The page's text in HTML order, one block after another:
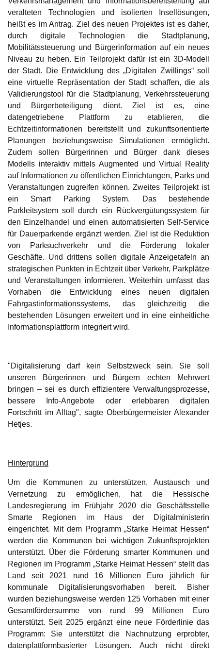
veralteten Technologien und isolierten Insellösungen,
heißt es im Antrag. Ziel des neuen Projektes ist es daher,
durch digitale Technologien die Stadtplanung,
Mobilitätssteuerung und Bürgerinformation auf ein neues
Niveau zu heben. Ein Teilprojekt dafür ist ein 3D-Modell
der Stadt.
Die Entwicklung des „Digitalen Zwillings“ soll
eine virtuelle Repräsentation der Stadt schaffen, die als
Validierungstool für die Stadtplanung, Verkehrssteuerung
und Bürgerbeteiligung dient. Ziel ist es, eine
datengetriebene Plattform zu etablieren, die
Echtzeitinformationen bereitstellt und zukunftsorientierte
Planungen beziehungsweise Simulationen ermöglicht.
Zudem sollen Bürgerinnen und Bürger dank dieses
Modells interaktiv mittels Augmented und Virtual Reality
auf Informationen zu öffentlichen Einrichtungen, Parks und
Veranstaltungen zugreifen können. Zweites Teilprojekt ist
ein Smart Parking System. Das bestehende
Parkleitsystem soll durch ein Rückvergütungssystem für
den Einzelhandel und einen automatisierten Self-Service
für Dauerparkende ergänzt werden. Ziel ist die Reduktion
von Parksuchverkehr und die Förderung lokaler
Geschäfte. Und drittens sollen digitale Anzeigetafeln an
strategischen Punkten in Echtzeit über Verkehr, Parkplätze
und Veranstaltungen informieren. Weiterhin umfasst das
Vorhaben die Entwicklung eines neuen digitalen
Fahrgastinformationssystems, das gleichzeitig die
bestehenden Lösungen erweitert und in eine einheitliche
Informationsplattform integriert wird.
"Digitalisierung darf kein Selbstzweck sein. Sie soll
unseren Bürgerinnen und Bürgern echten Mehrwert
bringen – sei es durch effizientere Verwaltungsprozesse,
bessere Info-Angebote oder erlebbaren digitalen
Fortschritt im Alltag", sagte Oberbürgermeister Alexander
Hetjes.
Hintergrund
Um die Kommunen zu unterstützen, Austausch und
Vernetzung zu ermöglichen, hat die Hessische
Landesregierung im Frühjahr 2020 die Geschäftsstelle
Smarte Regionen im Haus der Digitalministerin
eingerichtet. Mit dem Programm „Starke Heimat Hessen“
werden die Kommunen bei wichtigen Zukunftsprojekten
unterstützt. Über die Förderung smarter Kommunen und
Regionen im Programm „Starke Heimat Hessen“ stellt das
Land seit 2021 rund 16 Millionen Euro jährlich für
kommunale Digitalisierungsvorhaben bereit. Bisher
wurden beziehungsweise werden 125 Vorhaben mit einer
Gesamtfördersumme von rund 99 Millionen Euro
unterstützt. Seit 2025 ergänzt eine neue Förderlinie das
Programm: Sie unterstützt die Nachnutzung erprobter,
datenplattformbasierter Lösungen. Auch nicht direkt